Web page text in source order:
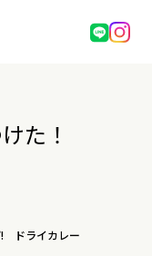
た！
! ドライカレー